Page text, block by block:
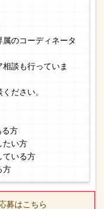
のコーディネータ
談も行っていま
ださい。
方
たい方
ている方
方
募はこちら